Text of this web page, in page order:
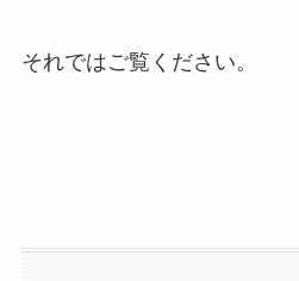
それではご覧ください。